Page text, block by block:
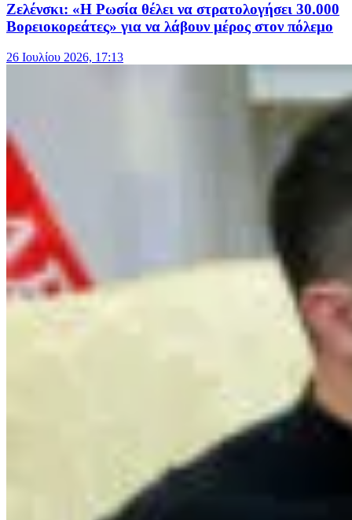
Ζελένσκι: «Η Ρωσία θέλει να στρατολογήσει 30.000
Βορειοκορεάτες» για να λάβουν μέρος στον πόλεμο
26 Ιουλίου 2026, 17:13